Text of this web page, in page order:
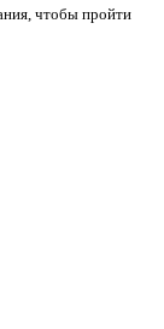
чтобы пройти